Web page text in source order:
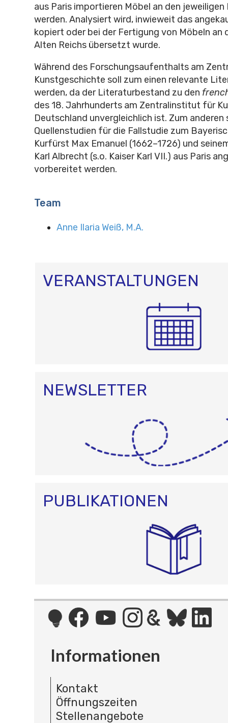
aus Paris importieren Möbel an den
werden. Analysiert wird, inwieweit das
kopiert oder bei der Fertigung von Möbeln an
Alten Reichs übersetzt wurde.
Während des Forschungsaufenthalts am
Kunstgeschichte soll zum einen relevante
werden, da der Literaturbestand zu den
des 18. Jahrhunderts am Zentralinstitut für
Deutschland unvergleichlich ist. Zum anderen
Quellenstudien für die Fallstudie zum
Kurfürst Max Emanuel (1662–1726) und
Karl Albrecht (s.o. Kaiser Karl VII.) aus Paris
vorbereitet werden.
Team
Anne Ilaria Weiß, M.A.
VERANSTALTUNGEN
NEWSLETTER
PUBLIKATIONEN
Informationen
Kontakt
Öffnungszeiten
Stellenangebote